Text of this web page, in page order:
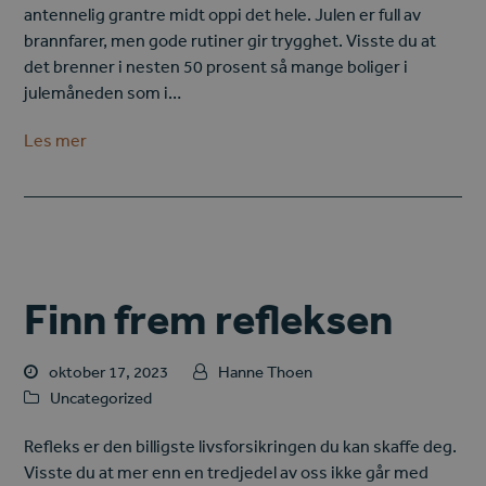
antennelig grantre midt oppi det hele. Julen er full av
brannfarer, men gode rutiner gir trygghet. Visste du at
det brenner i nesten 50 prosent så mange boliger i
julemåneden som i…
Les mer
Finn frem refleksen
oktober 17, 2023
Hanne Thoen
Uncategorized
Refleks er den billigste livsforsikringen du kan skaffe deg.
Visste du at mer enn en tredjedel av oss ikke går med